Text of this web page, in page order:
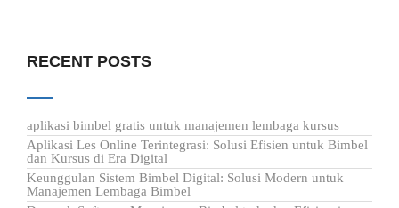
RECENT POSTS
aplikasi bimbel gratis untuk manajemen lembaga kursus
Aplikasi Les Online Terintegrasi: Solusi Efisien untuk Bimbel
dan Kursus di Era Digital
Keunggulan Sistem Bimbel Digital: Solusi Modern untuk
Manajemen Lembaga Bimbel